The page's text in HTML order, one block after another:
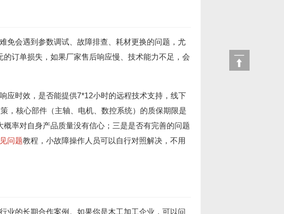
免会遇到参数调试、故障排查、耗材更换的问题，尤
订单损失，如果厂家售后响应慢、技术能力不足，会
应时效，是否能提供7*12小时的远程技术支持，线下
，核心部件（主轴、电机、数控系统）的质保期限是
率对自身产品质量没有信心；三是是否有完善的问题
问题教程，小故障操作人员可以自行对照解决，不用
业的长期合作案例。如果你是木工加工企业，可以问